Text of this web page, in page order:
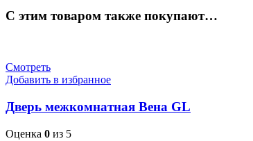
С этим товаром также покупают…
Смотреть
Добавить в избранное
Дверь межкомнатная Вена GL
Оценка 0 из 5